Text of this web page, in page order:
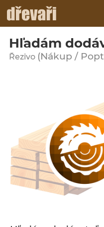
Hľadám
Řezivo (Nákup /